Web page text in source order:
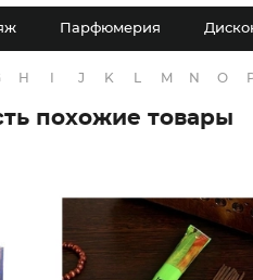
Парфюмерия
H J K M N O
похожие товары